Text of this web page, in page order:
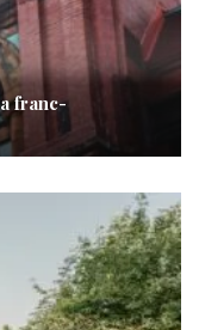
franc-